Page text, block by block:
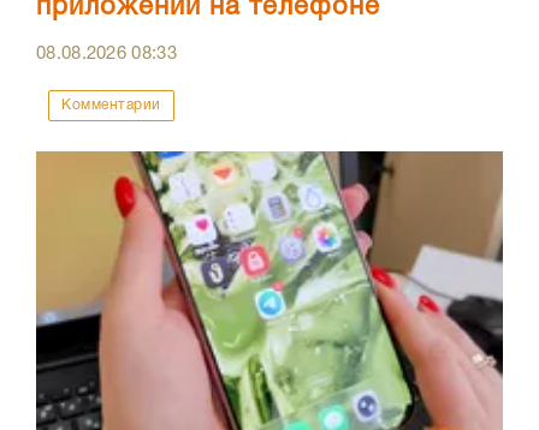
приложений на телефоне
08.08.202608:33
Комментарии